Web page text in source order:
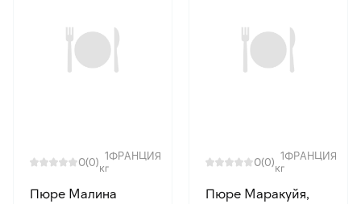
0(0) 1
кг
ФРАНЦИЯ
Пюре Малина
0(0) 1
кг
ФРАНЦИЯ
Пюре Маракуйя,